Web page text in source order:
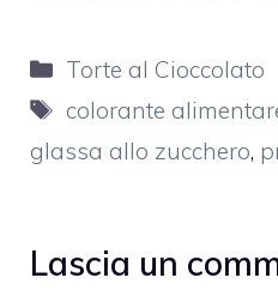
Categorie
Torte al Cioccolato
Tag
colorante
glassa allo zucchero,
Lascia un